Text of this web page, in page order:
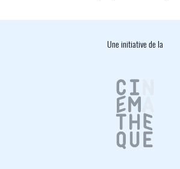
Une initiative de la